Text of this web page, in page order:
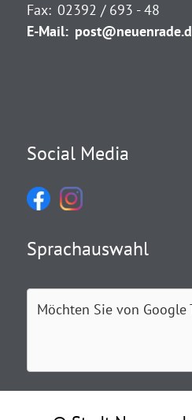
Fax: 02392 / 693 - 48
E-Mail:
Social Media
Sprachauswahl
Möchten Sie von Google